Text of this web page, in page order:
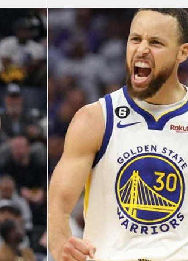
الدوري السعودي للمحترفين
دوري أبطال أوروبا
دوري أبطال إفريقيا
كل البطولات